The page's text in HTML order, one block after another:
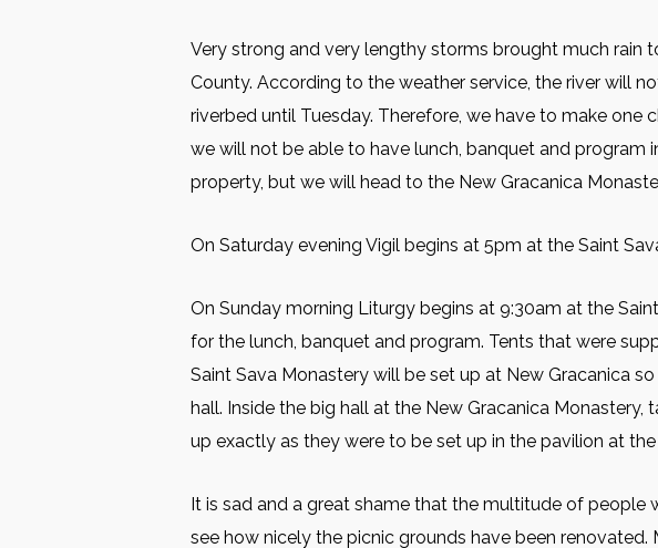
Very strong and very lengthy storms brought much rain
County. According to the weather service, the river will
riverbed until Tuesday. Therefore, we have to make one
we will not be able to have lunch, banquet and program
property, but we will head to the New Gracanica
On Saturday evening Vigil begins at 5pm at the Saint
On Sunday morning Liturgy begins at 9:30am at the
for the lunch, banquet and program. Tents that were
Saint Sava Monastery will be set up at New Gracanica
hall. Inside the big hall at the New Gracanica Monastery,
up exactly as they were to be set up in the pavilion at
It is sad and a great shame that the multitude of people
see how nicely the picnic grounds have been